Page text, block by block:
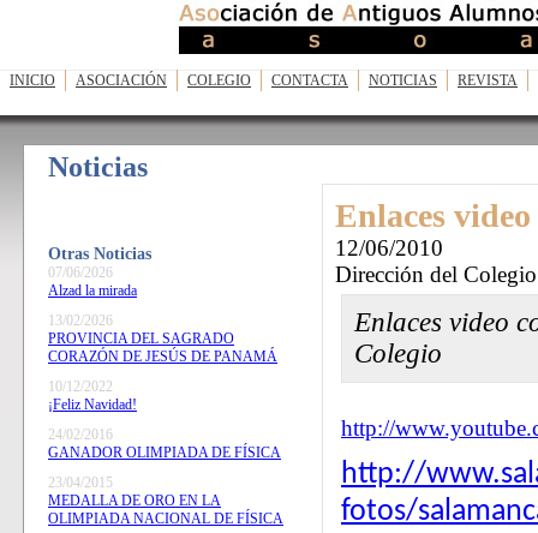
INICIO ASOCIACIÓN COLEGIO CONTACTA NOTICIAS REVISTA
Noticias
Otras Noticias
07/06/2026
Alzad la mirada
13/02/2026
PROVINCIA DEL SAGRADO
CORAZÓN DE JESÚS DE PANAMÁ
10/12/2022
¡Feliz Navidad!
24/02/2016
GANADOR OLIMPIADA DE FÍSICA
23/04/2015
MEDALLA DE ORO EN LA
OLIMPIADA NACIONAL DE FÍSICA
Enlaces
12/06/2010
Dirección del Colegio
Enlaces video
Colegio
http://
http://
fotos/